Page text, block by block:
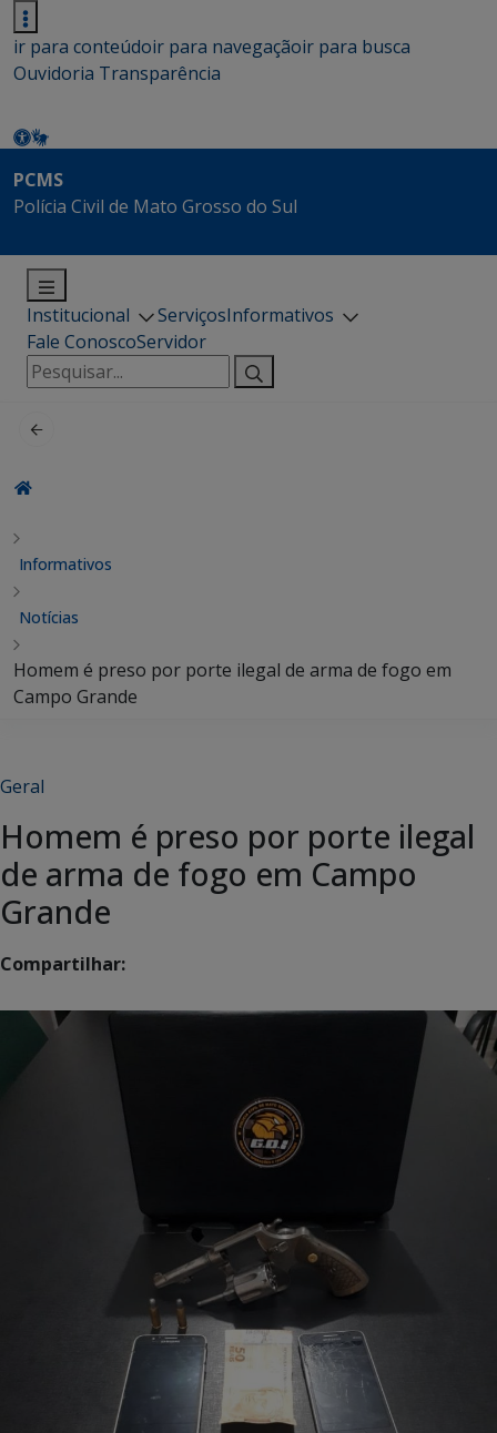
ir para conteúdoir para navegaçãoir para busca
Ouvidoria Transparência
PCMS
Polícia Civil de Mato Grosso do Sul
Institucional ServiçosInformativos
Fale ConoscoServidor
Pesquisar
por:
Informativos
Notícias
Homem é preso por porte ilegal de arma de fogo em
Campo Grande
Geral
Homem é preso por porte ilegal
de arma de fogo em Campo
Grande
Compartilhar: